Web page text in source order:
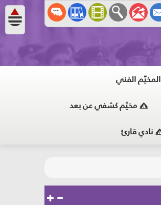
المخيّم الفني
مخيّم كشفي عن بعد
نادي قارئ